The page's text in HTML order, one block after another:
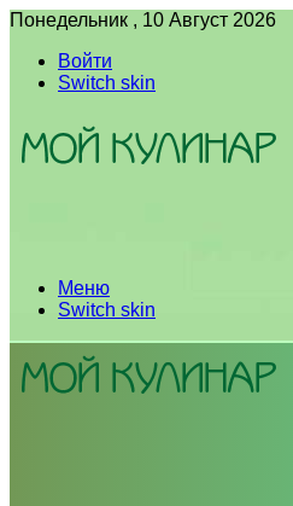
Понедельник , 10 Август 2026
Войти
Switch skin
Меню
Switch skin